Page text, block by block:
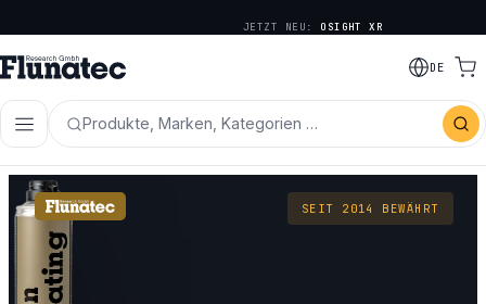
JETZT NEU: OSIGHT XR
DE
Produkte, Marken, Kategorien …
SEIT 2014 BEWÄHRT